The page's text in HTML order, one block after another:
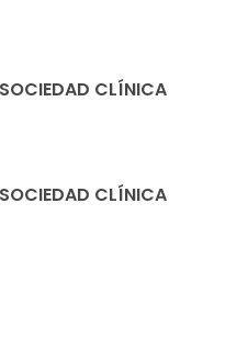
CLÍNICA
CLÍNICA